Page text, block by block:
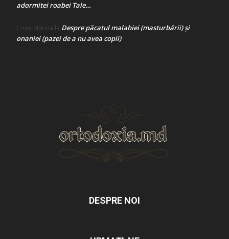
adormitei roabei Tale…
Crina Marina la Despre păcatul malahiei (masturbării) şi
onaniei (pazei de a nu avea copii)
DESPRE NOI